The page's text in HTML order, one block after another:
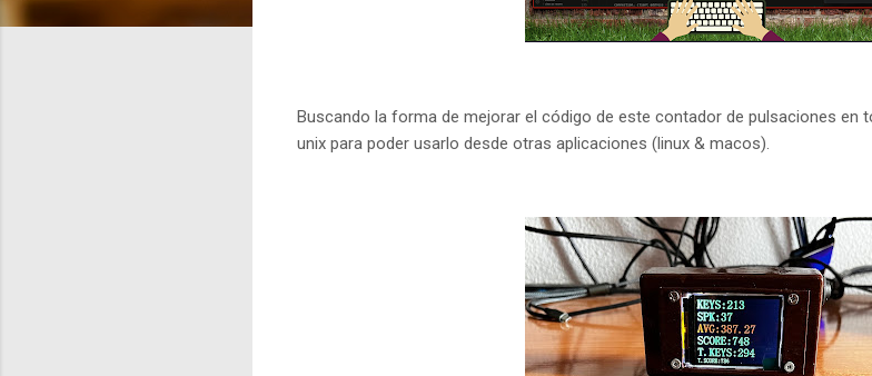
Buscando la forma de mejorar el código de este contador de pulsaciones
unix para poder usarlo desde otras aplicaciones (linux & macos).